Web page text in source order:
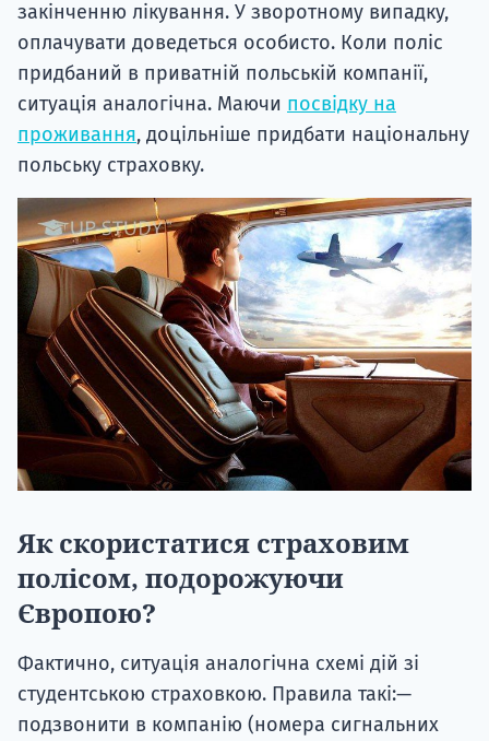
закінченню лікування. У зворотному випадку,
оплачувати доведеться особисто. Коли поліс
придбаний в приватній польській компанії,
ситуація аналогічна. Маючи посвідку на
проживання, доцільніше придбати національну
польську страховку.
Як скористатися страховим
полісом, подорожуючи
Європою?
Фактично, ситуація аналогічна схемі дій зі
студентською страховкою. Правила такі:—
подзвонити в компанію (номера сигнальних